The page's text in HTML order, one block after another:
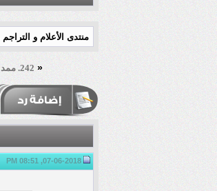
منتدى الأعلام و التراجم
« 242. ممد / محمد بن أحنى الإدريسي الفامبلقوي السوقي
07-06-2018, 08:51 PM